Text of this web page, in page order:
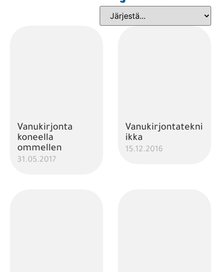
Vanukirjonta
koneella
ommellen
31.05.2017
Vanukirjontatekni
ikka
15.12.2016